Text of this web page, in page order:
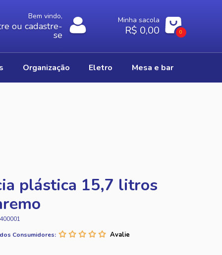
Bem vindo,
ou cadastre-
se
Minha sacola
R$ 0,00 0
organização eletro mesa e bar
plástica 15,7 litros
Consumidores: